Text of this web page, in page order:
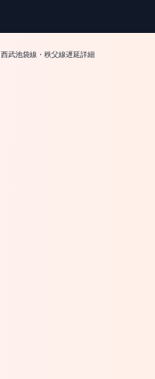
西武池袋線・秩父線遅延詳細